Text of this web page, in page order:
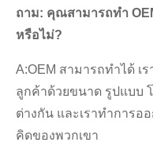
ถาม: คุณสามารถทำ
หรือไม่?
A:OEM สามารถทำได้ เ
ลูกค้าด้วยขนาด รูปแบบ
ต่างกัน และเราทำการ
คิดของพวกเขา